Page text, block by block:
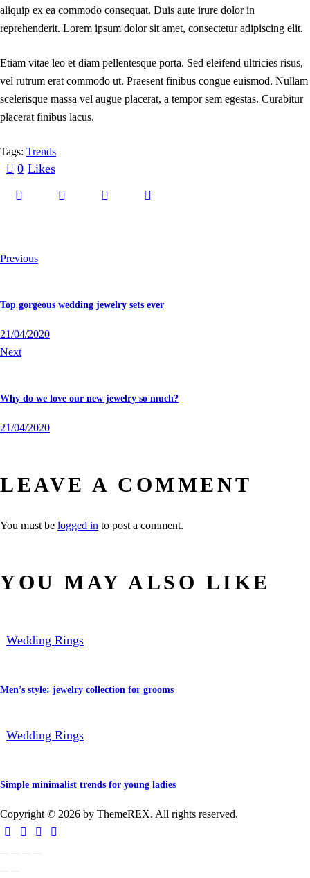
aliquip ex ea commodo consequat. Duis aute irure dolor in
reprehenderit. Lorem ipsum dolor sit amet, consectetur adipiscing elit.
Etiam vitae leo et diam pellentesque porta. Sed eleifend ultricies risus,
vel rutrum erat commodo ut. Praesent finibus congue euismod. Nullam
scelerisque massa vel augue placerat, a tempor sem egestas. Curabitur
placerat finibus lacus.
Tags: Trends
0 Likes
Previous
Top gorgeous wedding jewelry sets ever
21/04/2020
Next
Why do we love our new jewelry so much?
21/04/2020
LEAVE A COMMENT
You must be logged in to post a comment.
YOU MAY ALSO LIKE
Wedding Rings
Men’s style: jewelry collection for grooms
Wedding Rings
Simple minimalist trends for young ladies
Copyright © 2026 by ThemeREX. All rights reserved.